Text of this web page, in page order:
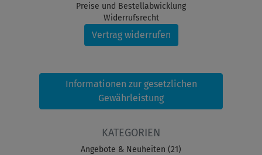
Preise und Bestellabwicklung
Widerrufsrecht
Vertrag widerrufen
Informationen zur gesetzlichen
Gewährleistung
KATEGORIEN
Angebote & Neuheiten (21)